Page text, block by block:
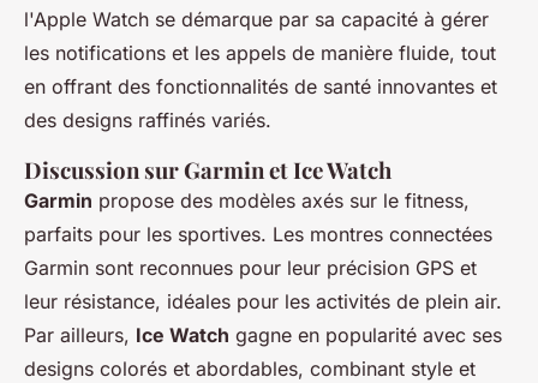
l'Apple Watch se démarque par sa capacité à gérer
les notifications et les appels de manière fluide, tout
en offrant des fonctionnalités de santé innovantes et
des designs raffinés variés.
Discussion sur Garmin et Ice Watch
Garmin propose des modèles axés sur le fitness,
parfaits pour les sportives. Les montres connectées
Garmin sont reconnues pour leur précision GPS et
leur résistance, idéales pour les activités de plein air.
Par ailleurs, Ice Watch gagne en popularité avec ses
designs colorés et abordables, combinant style et